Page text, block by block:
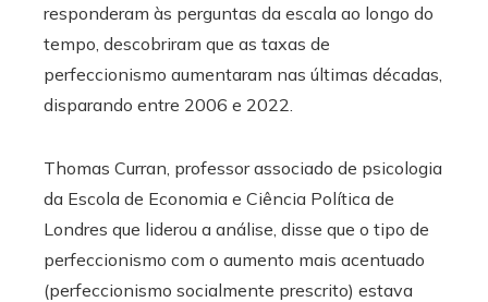
responderam às perguntas da escala ao longo do
tempo, descobriram que as taxas de
perfeccionismo aumentaram nas últimas décadas,
disparando entre 2006 e 2022.
Thomas Curran, professor associado de psicologia
da Escola de Economia e Ciência Política de
Londres que liderou a análise, disse que o tipo de
perfeccionismo com o aumento mais acentuado
(perfeccionismo socialmente prescrito) estava